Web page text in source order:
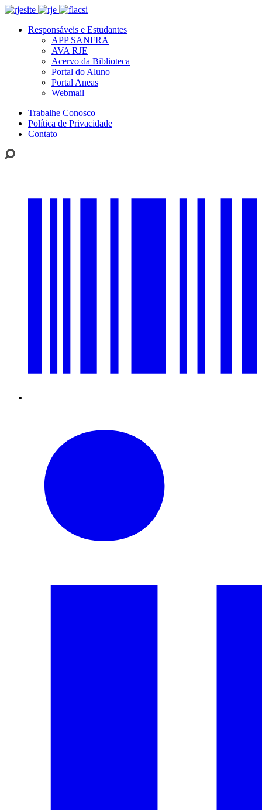
Responsáveis e Estudantes
APP SANFRA
AVA RJE
Acervo da Biblioteca
Portal do Aluno
Portal Aneas
Webmail
Trabalhe Conosco
Política de Privacidade
Contato